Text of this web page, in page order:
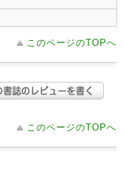
このページのTOPへ
このページのTOPへ